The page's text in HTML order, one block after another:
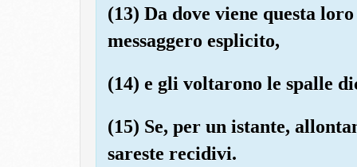
(13) Da dove viene questa
messaggero esplicito,
(14) e gli voltarono le spalle
(15) Se, per un istante,
sareste recidivi.